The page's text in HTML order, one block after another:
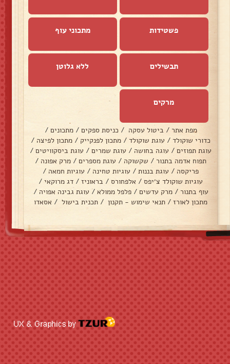
פשטידות מתכוני עוף
תבשילים ללא גלוטן
מרקים
מפת אתר / ביטול עסקה / כניסת ספקים / מתכונים /
כדורי שוקולד / עוגת שוקולד / מתכון לפנקייק / מתכון לפיצה /
עוגת תפוזים / עוגה בחושה / עוגת שמרים / עוגת ביסקוויטים /
תפוח אדמה בתנור / שקשוקה / עוגת מספרים / מרק אפונה /
פריקסה / עוגת בננות / עוגיות טחינה / עוגיות חמאה /
עוגיות שוקולד צ׳יפס / אלפחורס / בראוניז / דג מרוקאי /
עוף בתנור / מרק עדשים / פלפל ממולא / עוגת גבינה אפויה /
מתכון לאורז / תנאי שימוש - תקנון / תכנית בישול / אסאדו